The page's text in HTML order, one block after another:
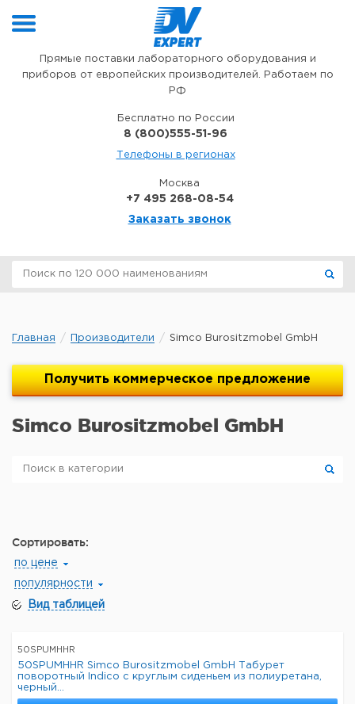
Прямые поставки лабораторного оборудования и
приборов от европейских производителей. Работаем по
РФ
Бесплатно по России
8 (800)555-51-96
Телефоны в регионах
Москва
+7 495 268-08-54
Заказать звонок
Главная Производители Simco Burositzmobel GmbH
Получить коммерческое предложение
Simco Burositzmobel GmbH
Сортировать:
по цене
популярности
Вид таблицей
50SPUMHHR
50SPUMHHR Simco Burositzmobel GmbH Табурет
поворотный Indico с круглым сиденьем из полиуретана,
черный...